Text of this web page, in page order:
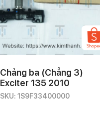
Chảng ba (Chẳng 3)
Exciter 135 2010
SKU: 1S9F33400000